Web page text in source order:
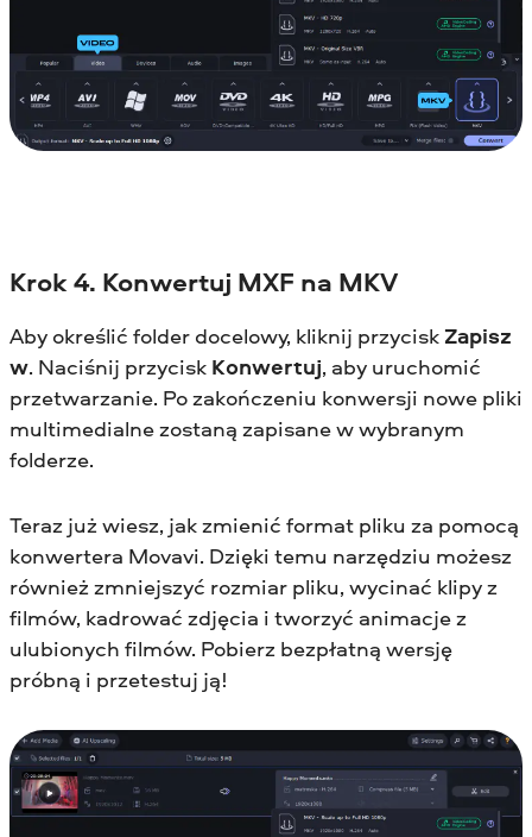
Krok 4. Konwertuj MXF na MKV
Aby określić folder docelowy, kliknij przycisk Zapisz
w. Naciśnij przycisk Konwertuj, aby uruchomić
przetwarzanie. Po zakończeniu konwersji nowe pliki
multimedialne zostaną zapisane w wybranym
folderze.
Teraz już wiesz, jak zmienić format pliku za pomocą
konwertera Movavi. Dzięki temu narzędziu możesz
również zmniejszyć rozmiar pliku, wycinać klipy z
filmów, kadrować zdjęcia i tworzyć animacje z
ulubionych filmów. Pobierz bezpłatną wersję
próbną i przetestuj ją!